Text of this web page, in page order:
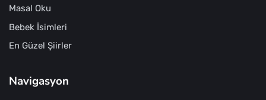
Masal Oku
Bebek İsimleri
En Güzel Şiirler
Navigasyon